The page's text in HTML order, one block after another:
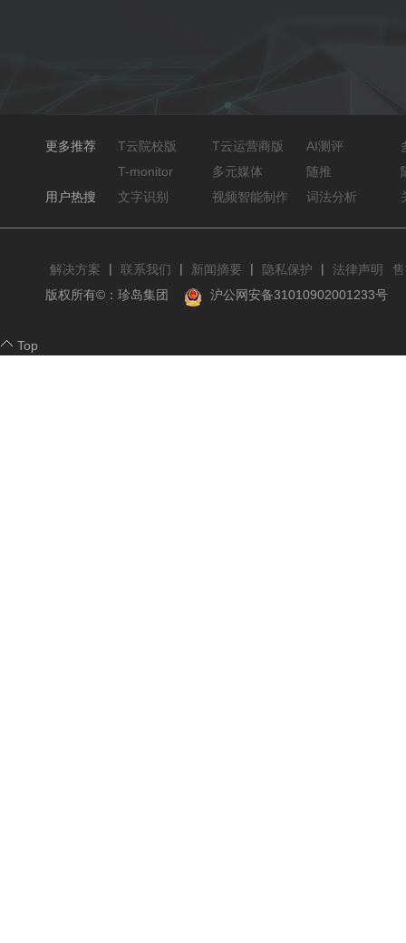
更多推荐 T云院校版 T云运营商版 AI测评
T-monitor
多元媒体 随推
用户热搜
文字识别 视频智能制作 词法分析
解决方案 | 联系我们 | 新闻摘要 | 隐私保护 |
法律声明
版权所有©：珍岛集团
沪公网安备31010902001233号
Top